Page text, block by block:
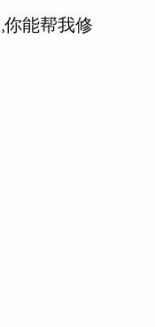
能帮我修